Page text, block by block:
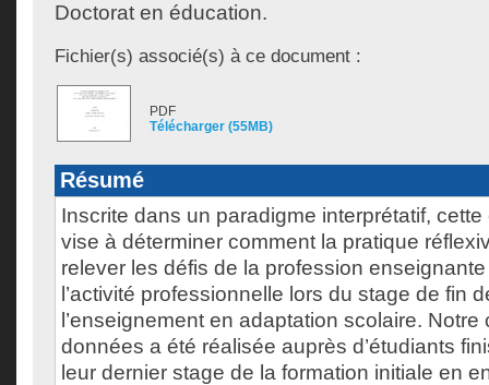
Doctorat en éducation.
Fichier(s) associé(s) à ce document :
PDF
Télécharger (55MB)
Résumé
Inscrite dans un paradigme interprétatif,
vise à déterminer comment la pratique
relever les défis de la profession
l’activité professionnelle lors du stage de fin
l’enseignement en adaptation scolaire. Notre
données a été réalisée auprès d’étudiants
leur dernier stage de la formation initiale en